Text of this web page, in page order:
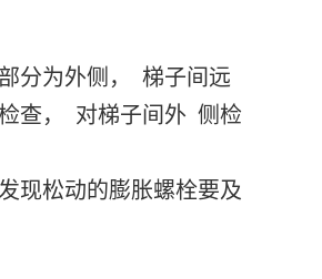
分为外侧， 梯子间远
查， 对梯子间外 侧检
现松动的膨胀螺栓要及